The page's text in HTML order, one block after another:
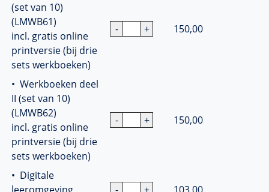
(set van 10)
(LMWB61)
incl. gratis online
printversie (bij drie
sets werkboeken)
150,00
• Werkboeken deel
II (set van 10)
(LMWB62)
incl. gratis online
printversie (bij drie
sets werkboeken)
150,00
• Digitale